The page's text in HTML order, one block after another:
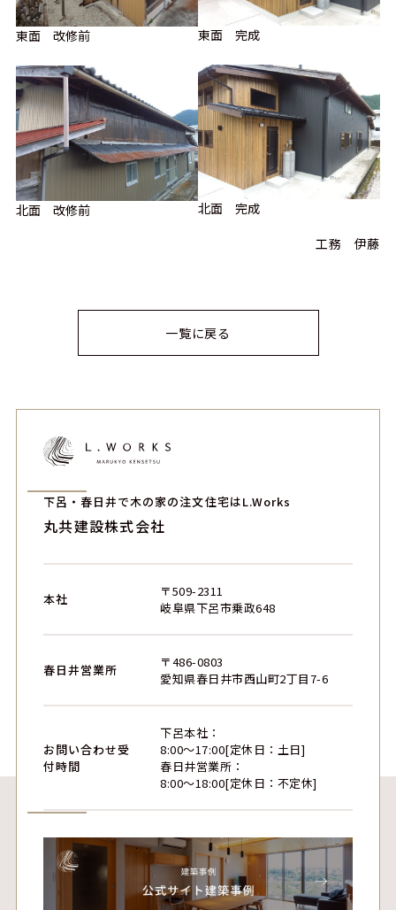
東面 改修前
北面 改修前
東面 完成
北面 完成
工務 伊藤
一覧に戻る
下呂・春日井で木の家の注文住宅はL.Works
丸共建設株式会社
本社
〒509-2311
岐阜県下呂市乗政648
春日井営業所
〒486-0803
愛知県春日井市西山町2丁目7-6
お問い合わせ受
付時間
下呂本社：
8:00〜17:00[定休日：土日]
春日井営業所：
8:00〜18:00[定休日：不定休]